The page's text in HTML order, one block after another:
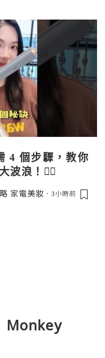
4 個步驟，教你
波浪！💇‍♀️
家電美妝 3小時前
Monkey